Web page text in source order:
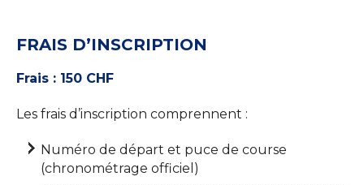
FRAIS D’INSCRIPTION
Frais : 150 CHF
Les frais d’inscription comprennent :
Numéro de départ et puce de course
(chronométrage officiel)